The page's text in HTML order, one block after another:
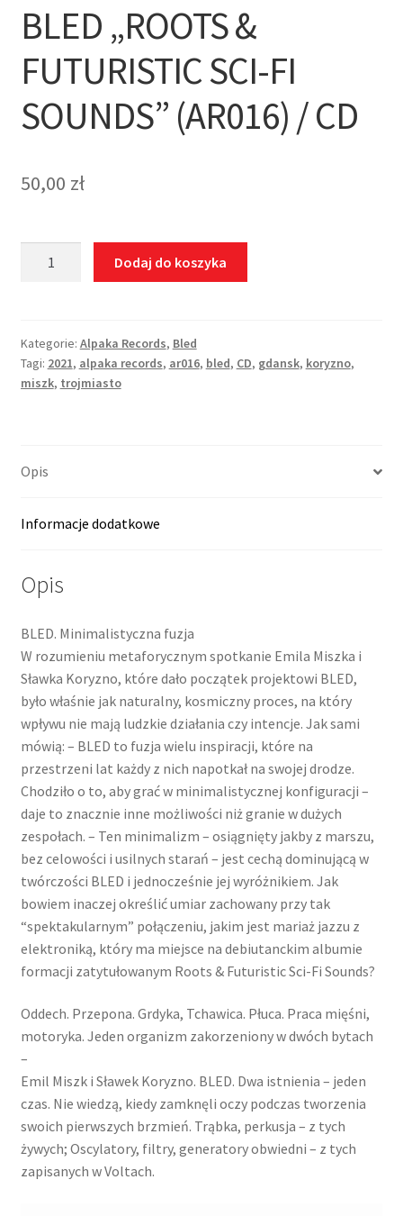
BLED „ROOTS &
FUTURISTIC SCI-FI
SOUNDS” (AR016) / CD
50,00 zł
Futuristic
Sci-
Fi
CD
Dodaj do koszyka
Kategorie: Alpaka Records, Bled
Tagi: 2021, alpaka records, ar016, bled, CD, gdansk, koryzno,
miszk, trojmiasto
Opis
Informacje dodatkowe
Opis
BLED. Minimalistyczna fuzja
W rozumieniu metaforycznym spotkanie Emila Miszka i
Sławka Koryzno, które dało początek projektowi BLED,
było właśnie jak naturalny, kosmiczny proces, na który
wpływu nie mają ludzkie działania czy intencje. Jak sami
mówią: – BLED to fuzja wielu inspiracji, które na
przestrzeni lat każdy z nich napotkał na swojej drodze.
Chodziło o to, aby grać w minimalistycznej konfiguracji –
daje to znacznie inne możliwości niż granie w dużych
zespołach. – Ten minimalizm – osiągnięty jakby z marszu,
bez celowości i usilnych starań – jest cechą dominującą w
twórczości BLED i jednocześnie jej wyróżnikiem. Jak
bowiem inaczej określić umiar zachowany przy tak
“spektakularnym” połączeniu, jakim jest mariaż jazzu z
elektroniką, który ma miejsce na debiutanckim albumie
formacji zatytułowanym Roots & Futuristic Sci-Fi Sounds?
Oddech. Przepona. Grdyka, Tchawica. Płuca. Praca mięśni,
motoryka. Jeden organizm zakorzeniony w dwóch bytach
–
Emil Miszk i Sławek Koryzno. BLED. Dwa istnienia – jeden
czas. Nie wiedzą, kiedy zamknęli oczy podczas tworzenia
swoich pierwszych brzmień. Trąbka, perkusja – z tych
żywych; Oscylatory, filtry, generatory obwiedni – z tych
zapisanych w Voltach.